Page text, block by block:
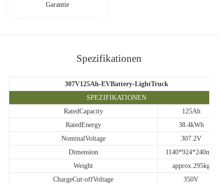
Garantie
Spezifikationen
307V125Ah-EVBattery-LightTruck
SPEZIFIKATIONEN
RatedCapacity
125Ah
RatedEnergy
38.4kWh
NominalVoltage
307.2V
Dimension
1140*924*240mm
Weight
approx.295kg
ChargeCut-offVoltage
350V